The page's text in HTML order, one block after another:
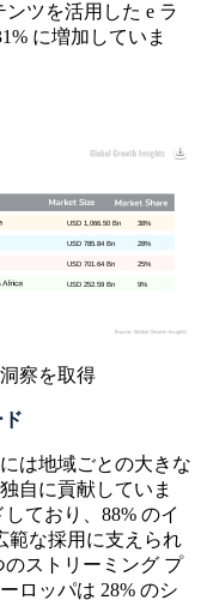
ツを活用した e ラ
に増加していま
9%
USD 252.59 Bn
25%
USD 701.64 Bn
28%
USD 785.84 Bn
38%
USD 1,066.50 Bn
察を取得
は地域ごとの大きな
自に貢献していま
ており、88% のイ
範な採用に支えられ
のストリーミング プ
ロッパは 28% のシ